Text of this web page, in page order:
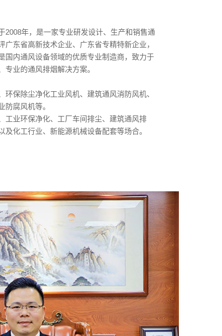
2008年，是一家专业研发设计、生产和销售通
东省高新技术企业、广东省专精特新企业，
国内通风设备领域的优质专业制造商，致力于
业的通风排烟解决方案。
保除尘净化工业风机、建筑通风消防风机、
防腐风机等。
工业环保净化、工厂车间排尘、建筑通风排
化工行业、新能源机械设备配套等场合。